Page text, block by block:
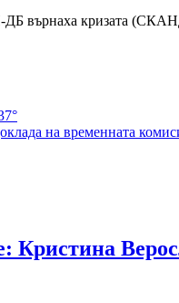
ДБ върнаха кризата
на временната
Кристина